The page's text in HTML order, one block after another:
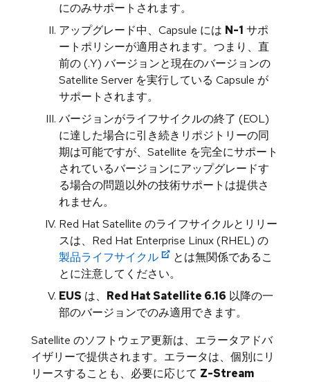
にのみサポートされます。
アップグレード中、Capsule には N-1 サポ
ートポリシーが適用されます。つまり、直
前の (.Y) バージョンと現在のバージョンの
Satellite Server を実行している Capsule が
サポートされます。
バージョンがライフサイクルの終了 (EOL)
に達した場合に引き続きリポジトリーの同
期は可能ですが、Satellite を完全にサポート
されているバージョンにアップグレードす
る場合の問題以外の技術サポートは提供さ
れません。
Red Hat Satellite のライフサイクルとリリー
スは、Red Hat Enterprise Linux (RHEL) の
製品ライフサイクル
とは無関係であるこ
とに注意してください。
EUS は、 Red Hat Satellite 6.16 以降の一
部のバージョンでのみ適用できます。
Satellite のソフトウェア更新は、エラータアドバ
イザリーで提供されます。エラータは、個別にリ
リースすることも、必要に応じて Z-Stream